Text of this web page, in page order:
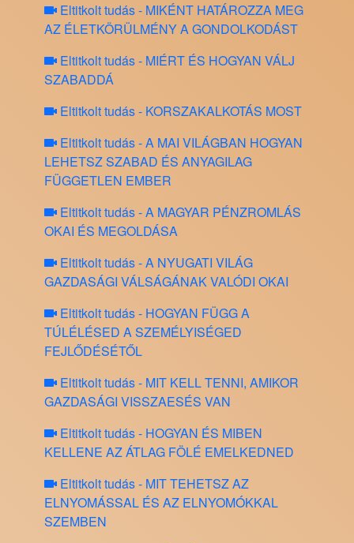
Eltitkolt tudás - MIKÉNT HATÁROZZA MEG
AZ ÉLETKÖRÜLMÉNY A GONDOLKODÁST
Eltitkolt tudás - MIÉRT ÉS HOGYAN VÁLJ
SZABADDÁ
Eltitkolt tudás - KORSZAKALKOTÁS MOST
Eltitkolt tudás - A MAI VILÁGBAN HOGYAN
LEHETSZ SZABAD ÉS ANYAGILAG
FÜGGETLEN EMBER
Eltitkolt tudás - A MAGYAR PÉNZROMLÁS
OKAI ÉS MEGOLDÁSA
Eltitkolt tudás - A NYUGATI VILÁG
GAZDASÁGI VÁLSÁGÁNAK VALÓDI OKAI
Eltitkolt tudás - HOGYAN FÜGG A
TÚLÉLÉSED A SZEMÉLYISÉGED
FEJLŐDÉSÉTŐL
Eltitkolt tudás - MIT KELL TENNI, AMIKOR
GAZDASÁGI VISSZAESÉS VAN
Eltitkolt tudás - HOGYAN ÉS MIBEN
KELLENE AZ ÁTLAG FÖLÉ EMELKEDNED
Eltitkolt tudás - MIT TEHETSZ AZ
ELNYOMÁSSAL ÉS AZ ELNYOMÓKKAL
SZEMBEN